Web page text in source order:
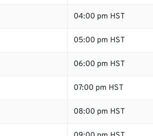
04:00 pm HST
05:00 pm HST
06:00 pm HST
07:00 pm HST
08:00 pm HST